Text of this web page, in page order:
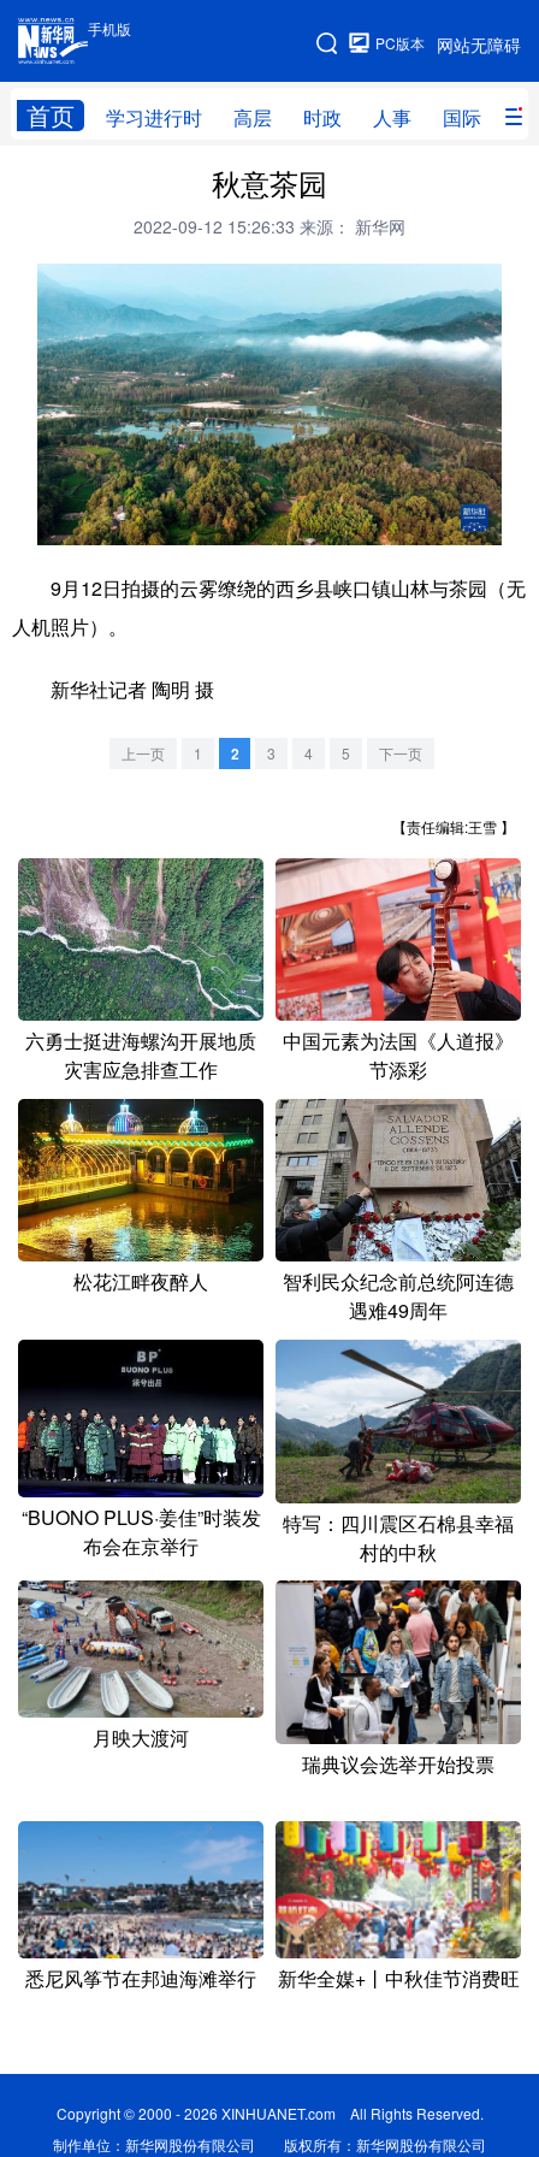
手机版
网站无障碍
PC版本
首页 学习进行时 高层 时政 人事 国际 财
手机版
网站地图
高层 时政
财经 网评
台湾
科技 科创 量子 体育
文化 书画 健康 军事
访谈 视频 图片 政务
法律 中央文件 金融 汽车
食品 人居 信息化 数字经济
学术中国 乡村振兴 银龄 溯源中国
城市
彩票 娱乐
一带一路
地方频道
北京 天津 河北 山西
辽宁 吉林 上海 江苏
浙江 安徽 福建 江西
山东 河南
广东 广西 海南 重庆
四川 贵州 云南 西藏
陕西 甘肃 青海 宁夏
新疆 内蒙古 黑龙江
多语种频道
English Español Français عربى
Русский язык 日本語 한국어
Deutsch Português
秋意茶园
2022-09-12 15:26:33 来源： 新华网
9月12日拍摄的云雾缭绕的西乡县峡口镇山林与茶园（无
人机照片）。
新华社记者 陶明 摄
上一页 1 2 3 4 5 下一页
【责任编辑:王雪 】
六勇士挺进海螺沟开展地质
灾害应急排查工作
中国元素为法国《人道报》
节添彩
松花江畔夜醉人
智利民众纪念前总统阿连德
遇难49周年
“BUONO PLUS·姜佳”时装发
布会在京举行
特写：四川震区石棉县幸福
村的中秋
月映大渡河
瑞典议会选举开始投票
悉尼风筝节在邦迪海滩举行 新华全媒+丨中秋佳节消费旺
Copyright © 2000 - 2026 XINHUANET.com All Rights Reserved.
制作单位：新华网股份有限公司 版权所有：新华网股份有限公司